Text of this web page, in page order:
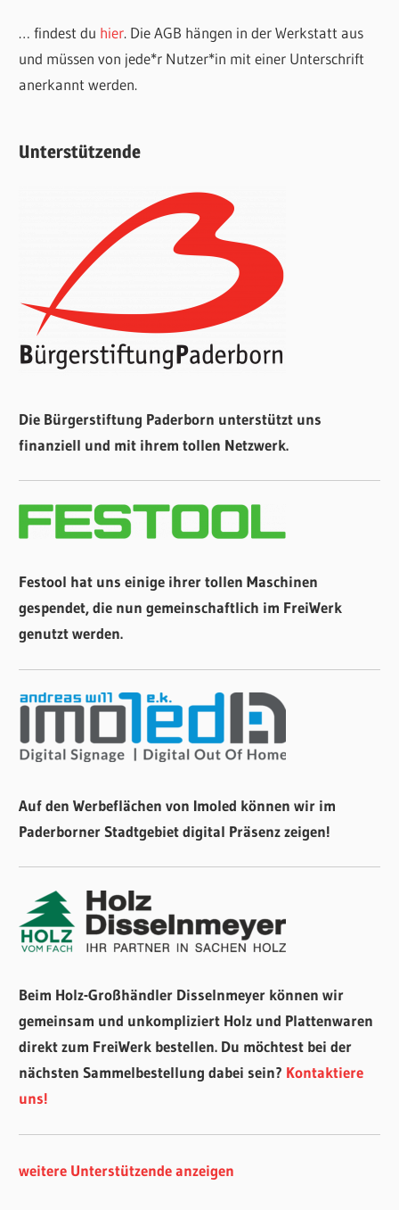
… findest du hier. Die AGB hängen in der Werkstatt aus
und müssen von jede*r Nutzer*in mit einer Unterschrift
anerkannt werden.
Unterstützende
Die Bürgerstiftung Paderborn unterstützt uns
finanziell und mit ihrem tollen Netzwerk.
Festool hat uns einige ihrer tollen Maschinen
gespendet, die nun gemeinschaftlich im FreiWerk
genutzt werden.
Auf den Werbeflächen von Imoled können wir im
Paderborner Stadtgebiet digital Präsenz zeigen!
Beim Holz-Großhändler Disselnmeyer können wir
gemeinsam und unkompliziert Holz und Plattenwaren
direkt zum FreiWerk bestellen. Du möchtest bei der
nächsten Sammelbestellung dabei sein? Kontaktiere
uns!
weitere Unterstützende anzeigen